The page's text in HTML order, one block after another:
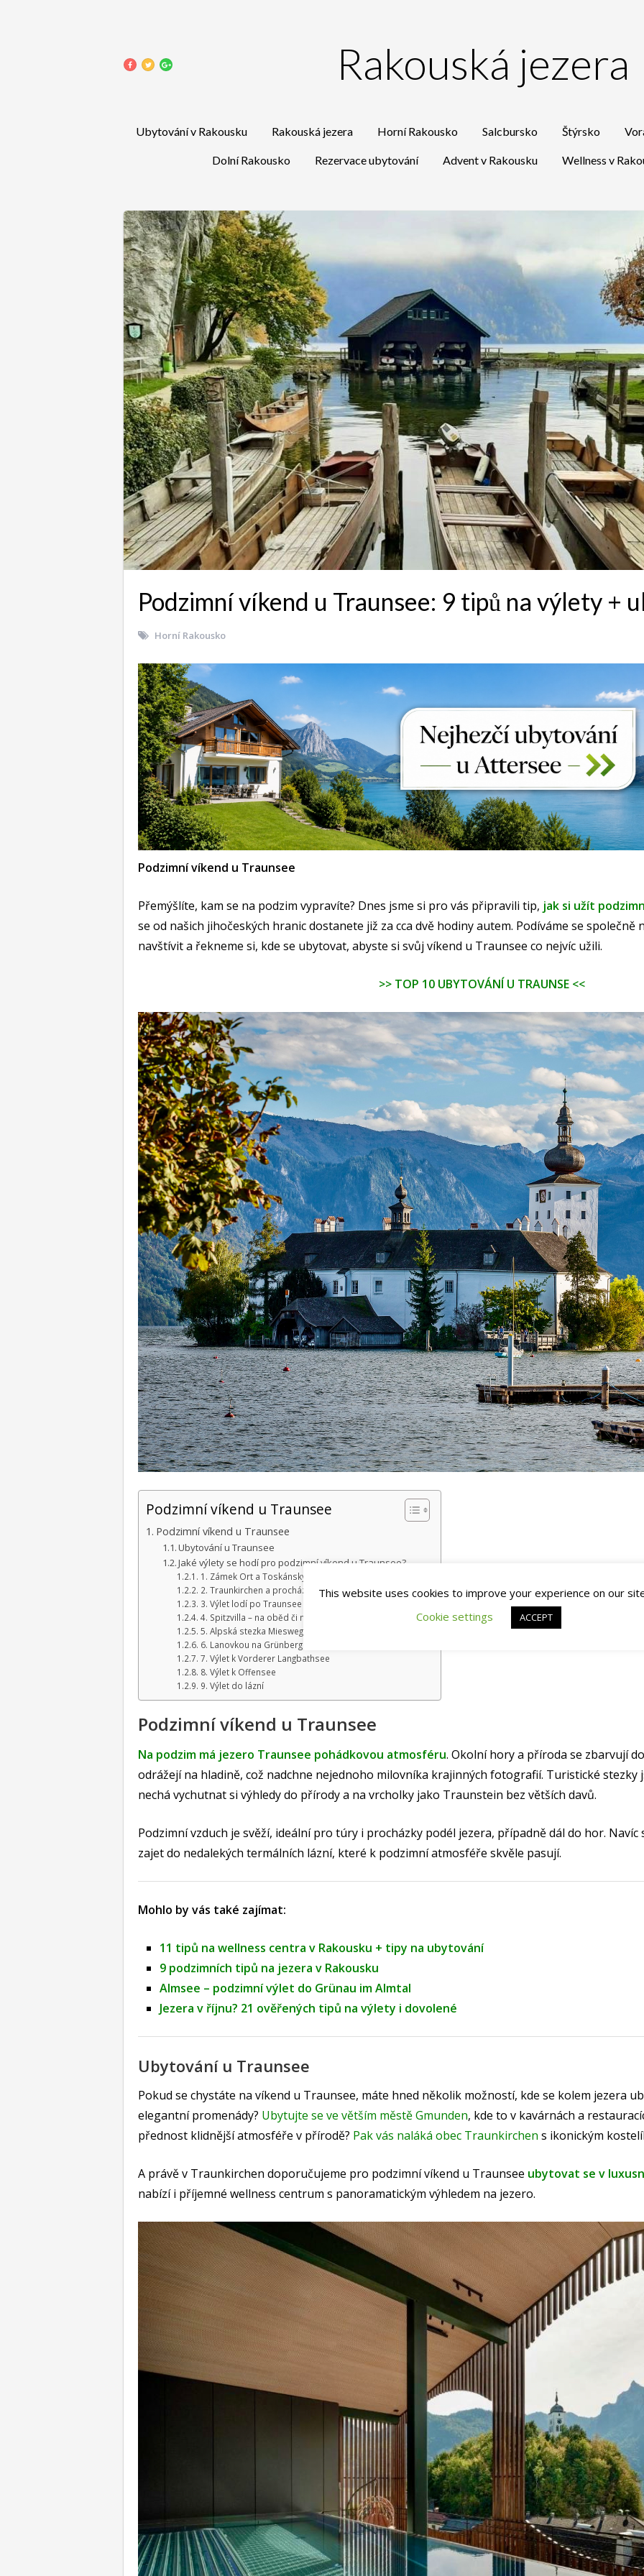
Rakouská jezera
Ubytování v Rakousku Rakouská jezera Horní Rakousko Salcbursko Štýrsko
Dolní Rakousko Rezervace ubytování Advent v Rakousku Wellness v
Podzimní víkend u Traunsee: 9 tipů na výlety +
Horní Rakousko
Podzimní víkend u Traunsee
Přemýšlíte, kam se na podzim vypravíte? Dnes jsme si pro vás připravili tip, jak si užít
se od našich jihočeských hranic dostanete již za cca dvě hodiny autem. Podíváme se
navštívit a řekneme si, kde se ubytovat, abyste si svůj víkend u Traunsee co nejvíc užili.
>> TOP 10 UBYTOVÁNÍ U TRAUNSE <<
Podzimní víkend u Traunsee
Podzimní víkend u Traunsee
Ubytování u Traunsee
Jaké výlety se hodí pro podzimní víkend u Traunsee?
1. Zámek Ort a Toskánský park
2. Traunkirchen a procházka na Johannesberg – ke kapli
3. Výlet lodí po Traunsee
4. Spitzvilla – na oběd či na večeři
5. Alpská stezka Miesweg
6. Lanovkou na Grünberg
7. Výlet k Vorderer Langbathsee
8. Výlet k Offensee
9. Výlet do lázní
Podzimní víkend u Traunsee
Na podzim má jezero Traunsee pohádkovou atmosféru. Okolní hory a příroda se zbarvují
odrážejí na hladině, což nadchne nejednoho milovníka krajinných fotografií. Turistické stezky
nechá vychutnat si výhledy do přírody a na vrcholky jako Traunstein bez větších davů.
Podzimní vzduch je svěží, ideální pro túry i procházky podél jezera, případně dál do hor.
zajet do nedalekých termálních lázní, které k podzimní atmosféře skvěle pasují.
Mohlo by vás také zajímat:
11 tipů na wellness centra v Rakousku + tipy na ubytování
9 podzimních tipů na jezera v Rakousku
Almsee – podzimní výlet do Grünau im Almtal
Jezera v říjnu? 21 ověřených tipů na výlety i dovolené
Ubytování u Traunsee
Pokud se chystáte na víkend u Traunsee, máte hned několik možností, kde se kolem jezera
elegantní promenády? Ubytujte se ve větším městě Gmunden, kde to v kavárnách a
přednost klidnější atmosféře v přírodě? Pak vás naláká obec Traunkirchen s ikonickým
A právě v Traunkirchen doporučujeme pro podzimní víkend u Traunsee ubytovat se v
nabízí i příjemné wellness centrum s panoramatickým výhledem na jezero.
This website uses cookies to improve your experience on our
Cookie settings
ACCEPT